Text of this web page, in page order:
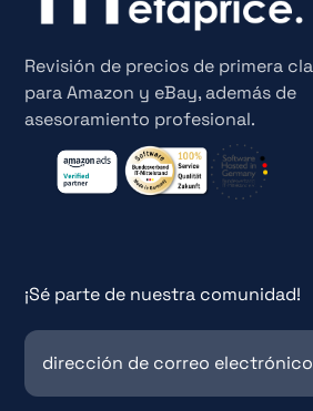
Revisión de precios de primera
para Amazon y eBay, además de
asesoramiento profesional.
¡Sé parte de nuestra comunidad!